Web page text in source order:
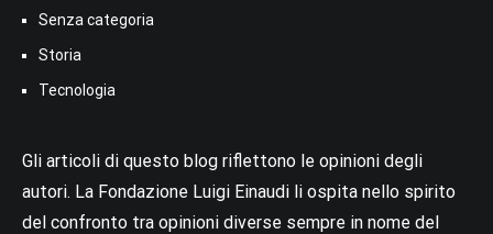
Senza categoria
Storia
Tecnologia
Gli articoli di questo blog riflettono le opinioni degli
autori. La Fondazione Luigi Einaudi li ospita nello spirito
del confronto tra opinioni diverse sempre in nome del